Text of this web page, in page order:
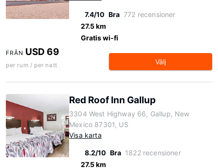
7.4/10 Bra 772 recensioner
27.5 km
Gratis wi-fi
FRÅN USD 69
per rum / per natt Välj
Red Roof Inn Gallup
3304 West Highway 66, Gallup, New
Mexico 87301, US
Visa karta
8.2/10 Bra 1822 recensioner
27.5 km